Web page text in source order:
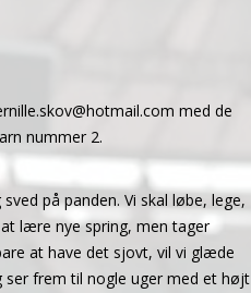
med de
nummer 2.
på panden. Vi skal løbe, lege,
lære nye spring, men tager
at have det sjovt, vil vi glæde
frem til nogle uger med et højt